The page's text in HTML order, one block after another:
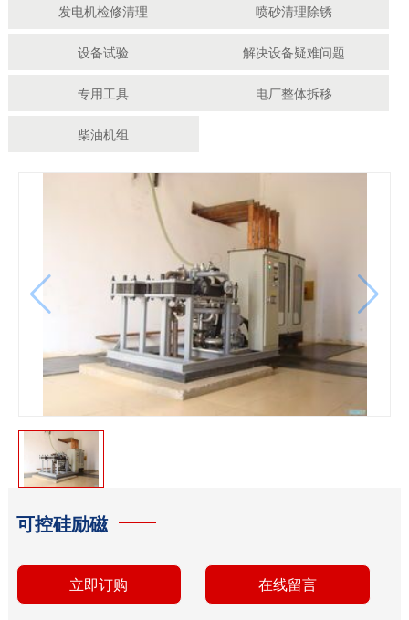
发电机检修清理 喷砂清理除锈
设备试验 解决设备疑难问题
专用工具 电厂整体拆移
柴油机组
可控硅励磁
立即订购 在线留言